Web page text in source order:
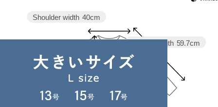
Sleeve length 59.7cm
58cm
Shoulder width 40cm